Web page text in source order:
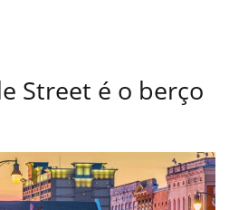
Street é o berço